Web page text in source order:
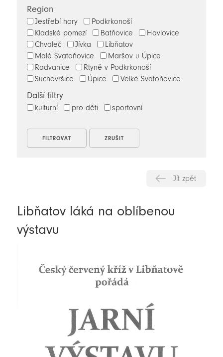
Region
Jestřebí hory
Podkrkonoší
Kladské pomezí
Batňovice
Havlovice
Chvaleč
Jívka
Libňatov
Malé Svatoňovice
Maršov u Úpice
Radvanice
Rtyně v Podkrkonoší
Suchovršice
Úpice Velké Svatoňovice
Další filtry
kulturní pro děti sportovní
Jít zpět
Libňatov láká na oblíbenou
výstavu